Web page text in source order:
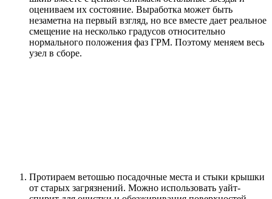
оцениваем их состояние. Выработка может быть
незаметна на первый взгляд, но все вместе дает реальное
смещение на несколько градусов относительно
нормального положения фаз ГРМ. Поэтому меняем весь
узел в сборе.
Протираем ветошью посадочные места и стыки крышки
от старых загрязнений. Можно использовать уайт-